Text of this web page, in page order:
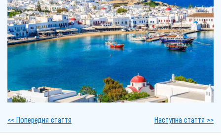
<< Попередня стаття Наступна стаття >>